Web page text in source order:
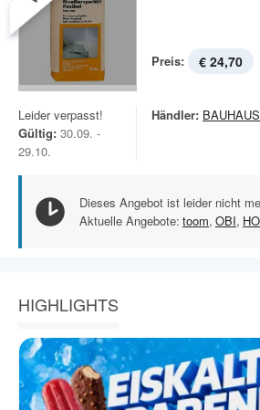
Preis: € 24,70
Leider verpasst!
Gültig: 30.09. -
29.10.
Händler: BAUHAUS
Dieses Angebot ist leider nicht
Aktuelle Angebote: toom, OBI,
HIGHLIGHTS